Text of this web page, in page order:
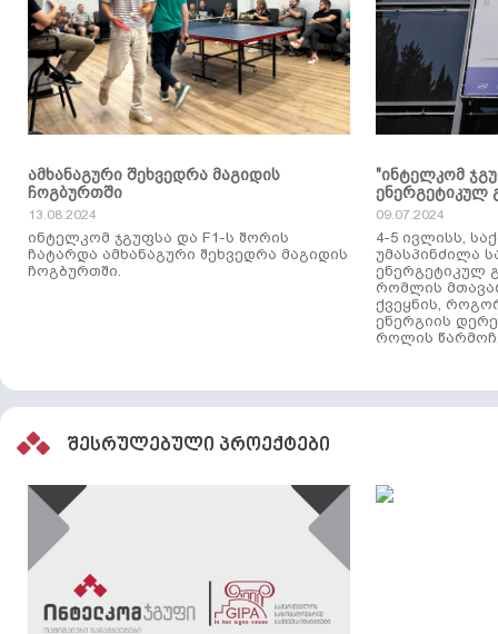
ამხანაგური შეხვედრა მაგიდის
ჩოგბურთში
13.08.2024
ინტელკომ ჯგუფსა და F1-ს შორის
ჩატარდა ამხანაგური შეხვედრა მაგიდის
ჩოგბურთში.
"ინტელკომ
ენერგეტიკულ
09.07.2024
4-5 ივლისს,
უმასპინძილა
ენერგეტიკულ
რომლის
ქვეყნის,
ენერგიის
როლის
შესრულებული პროექტები